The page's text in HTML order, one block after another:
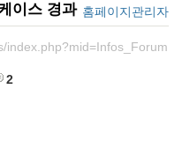
이스 경과 홈페이지관리자
index.php?mid=Infos_Forum
2